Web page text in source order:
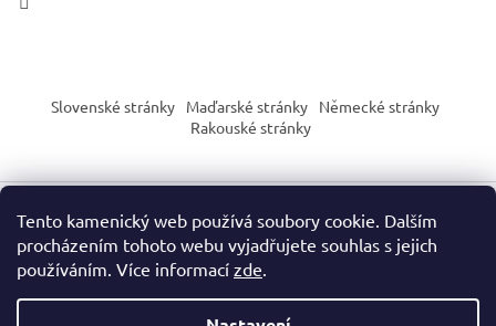
Tento kamenický web používá soubory cookie. Dalším
procházením tohoto webu vyjadřujete souhlas s jejich
používáním. Více informací zde.
Slovenské stránky Maďarské stránky
Německé stránky
Rakouské stránky
Vytvořil Shoptet
Copyright 2026PROkameny.cz. Všechna práva vyhrazena.